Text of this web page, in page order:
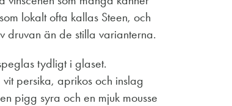
lokalt ofta kallas Steen, och
druvan än de stilla varianterna.
tydligt i glaset.
persika, aprikos och inslag
pigg syra och en mjuk mousse